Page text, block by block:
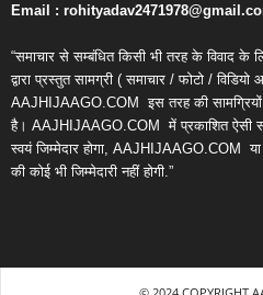
Email :
“समाचार से सम्बंधित किसी भी तरह के विवाद के
द्वारा प्रस्तुत सामग्री ( समाचार / फोटो / विडियो
AAJHIJAAGO.COM इस तरह की
है। AAJHIJAAGO.COM में प्रकाशित ऐसी
स्वयं जिम्मेदार होगा, AAJHIJAAGO.COM
की कोई भी जिम्मेदारी नहीं होगी.”